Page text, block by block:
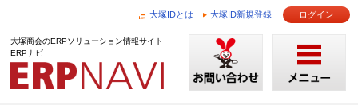
大塚IDとは 大塚ID新規登録 ログイン
大塚商会のERPソリューション情報サイト
ERPナビ